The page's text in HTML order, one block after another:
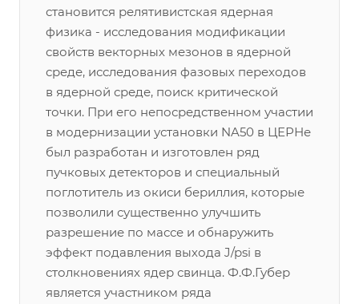
становится релятивистская ядерная
физика - исследования модификации
свойств векторных мезонов в ядерной
среде, исследования фазовых переходов
в ядерной среде, поиск критической
точки. При его непосредственном участии
в модернизации установки NA50 в ЦЕРНе
был разработан и изготовлен ряд
пучковых детекторов и специальный
поглотитель из окиси бериллия, которые
позволили существенно улучшить
разрешение по массе и обнаружить
эффект подавления выхода J/psi в
столкновениях ядер свинца. Ф.Ф.Губер
является участником ряда